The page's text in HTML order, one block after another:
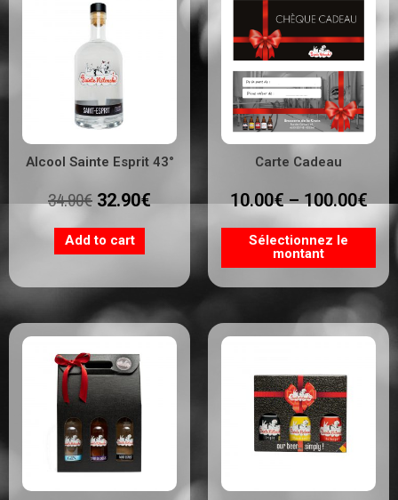
Alcool Sainte Esprit 43°
34.90€ 32.90€
Add to cart
Carte Cadeau
10.00€–100.00€
Sélectionnez le
montant